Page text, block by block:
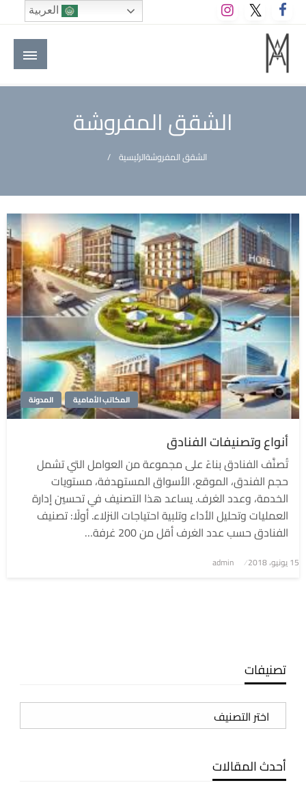
التخطي
إلى
المحتوى
M A hotels | إم ايه هوتيلز
الموقع الأول للعاملين في الفنادق في العالم العربي
الشقق المفروشة
الرئيسيةالشقق المفروشة
المدونة المكاتب الأمامية
أنواع وتصنيفات الفنادق
تُصنَّف الفنادق بناءً على مجموعة من العوامل التي تشمل
حجم الفندق، الموقع، الأسواق المستهدفة، مستويات
الخدمة، وعدد الغرف. يساعد هذا التصنيف في تحسين إدارة
العمليات وتحليل الأداء وتلبية احتياجات النزلاء. أولًا: تصنيف
الفنادق حسب عدد الغرف أقل من 200 غرفة…
نُشر
15 يونيو، 2018 admin
تصنيفات
تصنيفات
أحدث المقالات
العربية